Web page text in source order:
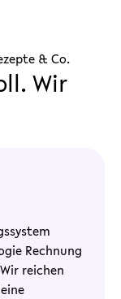
& Co.
Wir
Rechnung
reichen